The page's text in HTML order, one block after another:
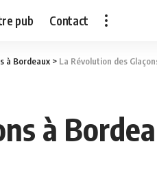
pub Contact
à Bordeaux > La Révolution des
à